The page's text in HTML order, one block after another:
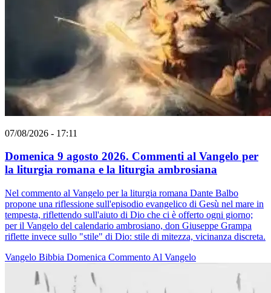
07/08/2026 - 17:11
Domenica 9 agosto 2026. Commenti al Vangelo per
la liturgia romana e la liturgia ambrosiana
Nel commento al Vangelo per la liturgia romana Dante Balbo
propone una riflessione sull'episodio evangelico di Gesù nel mare in
tempesta, riflettendo sull'aiuto di Dio che ci è offerto ogni giorno;
per il Vangelo del calendario ambrosiano, don Giuseppe Grampa
riflette invece sullo "stile" di Dio: stile di mitezza, vicinanza discreta.
Vangelo Bibbia Domenica Commento Al Vangelo